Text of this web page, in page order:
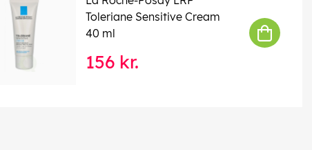
Toleriane Sensitive Cream
40 ml
156 kr.